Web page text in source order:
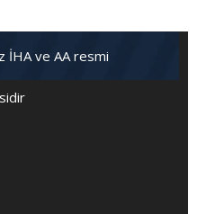
İHA ve AA resmi